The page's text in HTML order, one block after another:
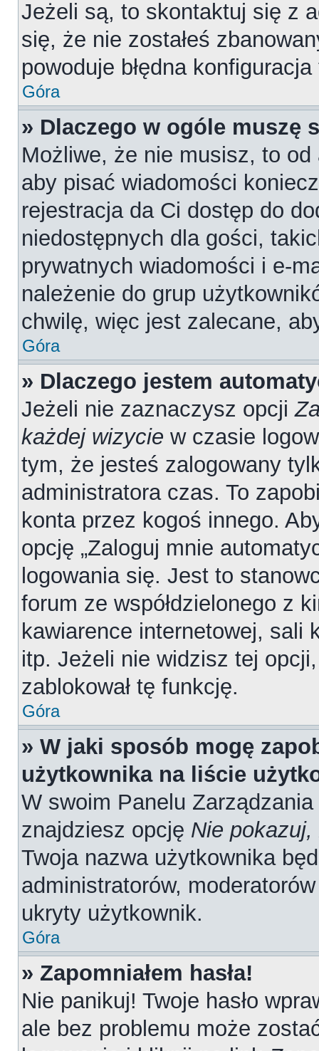
Jeżeli są, to skontaktuj się z
się, że nie zostałeś
powoduje błędna
Góra
» Dlaczego w ogóle muszę
Możliwe, że nie musisz, to
aby pisać wiadomości
rejestracja da Ci dostęp do
niedostępnych dla gości,
prywatnych wiadomości i e-
należenie do grup
chwilę, więc jest zalecane,
Góra
» Dlaczego jestem
Jeżeli nie zaznaczysz opcji
każdej wizycie w czasie
tym, że jesteś zalogowany
administratora czas. To
konta przez kogoś innego.
opcję „Zaloguj mnie
logowania się. Jest to
forum ze współdzielonego z
kawiarence internetowej, sali
itp. Jeżeli nie widzisz tej
zablokował tę funkcję.
Góra
» W jaki sposób mogę
użytkownika na liście
W swoim Panelu
znajdziesz opcję Nie
Twoja nazwa użytkownika
administratorów,
ukryty użytkownik.
Góra
» Zapomniałem hasła!
Nie panikuj! Twoje hasło
ale bez problemu może